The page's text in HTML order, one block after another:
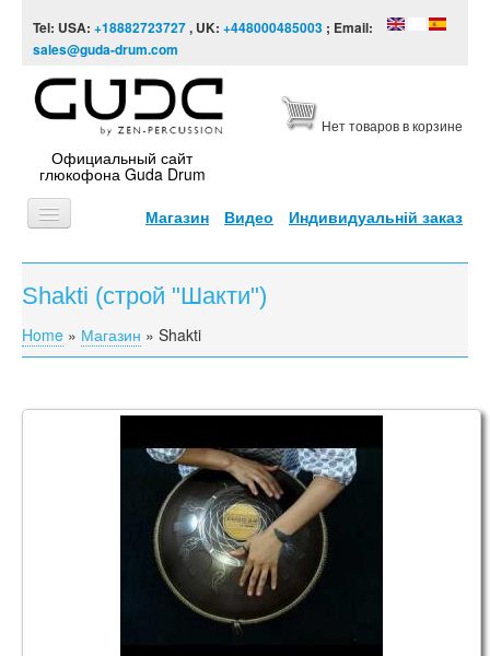
Tel: USA: +18882723727, UK: +448000485003 ; Email:
sales@guda-drum.com
Официальный сайт
глюкофона Guda Drum
Нет товаров в корзине
Магазин Видео Индивидуальній заказ
ГЛАВНАЯ
ТИПЫ
ДИЗАЙНЫ
Shakti (строй "Шакти")
You are here
Home » Магазин » Shakti